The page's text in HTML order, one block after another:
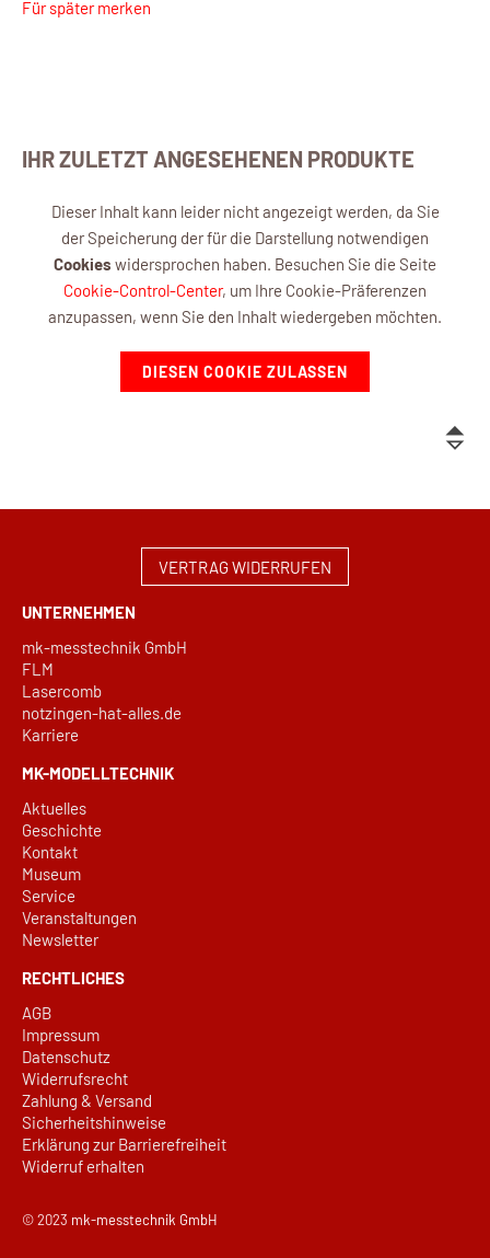
Für später merken
IHR ZULETZT ANGESEHENEN PRODUKTE
Dieser Inhalt kann leider nicht angezeigt werden, da Sie
der Speicherung der für die Darstellung notwendigen
Cookies widersprochen haben. Besuchen Sie die Seite
Cookie-Control-Center, um Ihre Cookie-Präferenzen
anzupassen, wenn Sie den Inhalt wiedergeben möchten.
DIESEN COOKIE ZULASSEN
VERTRAG WIDERRUFEN
UNTERNEHMEN
mk-messtechnik GmbH
FLM
Lasercomb
notzingen-hat-alles.de
Karriere
MK-MODELLTECHNIK
Aktuelles
Geschichte
Kontakt
Museum
Service
Veranstaltungen
Newsletter
RECHTLICHES
AGB
Impressum
Datenschutz
Widerrufsrecht
Zahlung & Versand
Sicherheitshinweise
Erklärung zur Barrierefreiheit
Widerruf erhalten
© 2023 mk-messtechnik GmbH